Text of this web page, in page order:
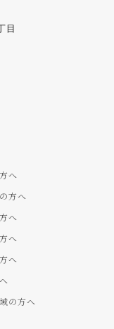
目
へ
方へ
へ
へ
へ
の方へ